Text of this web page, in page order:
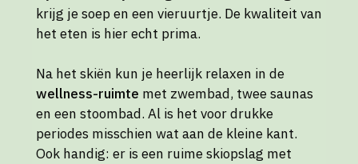
krijg je soep en een vieruurtje. De kwaliteit van
het eten is hier echt prima.
Na het skiën kun je heerlijk relaxen in de
wellness-ruimte met zwembad, twee saunas
en een stoombad. Al is het voor drukke
periodes misschien wat aan de kleine kant.
Ook handig: er is een ruime skiopslag met